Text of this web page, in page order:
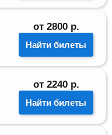
от 2800 р.
Найти билеты
от 2240 р.
Найти билеты